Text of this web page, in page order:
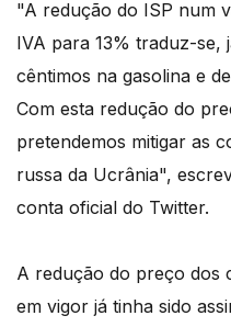
"A redução do ISP num
IVA para 13% traduz-se,
cêntimos na gasolina e
Com esta redução do
pretendemos mitigar as
russa da Ucrânia",
conta oficial do Twitter.
A redução do preço dos
em vigor já tinha sido